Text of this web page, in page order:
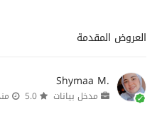
العروض المقدمة
Shymaa M.
مدخل بيانات